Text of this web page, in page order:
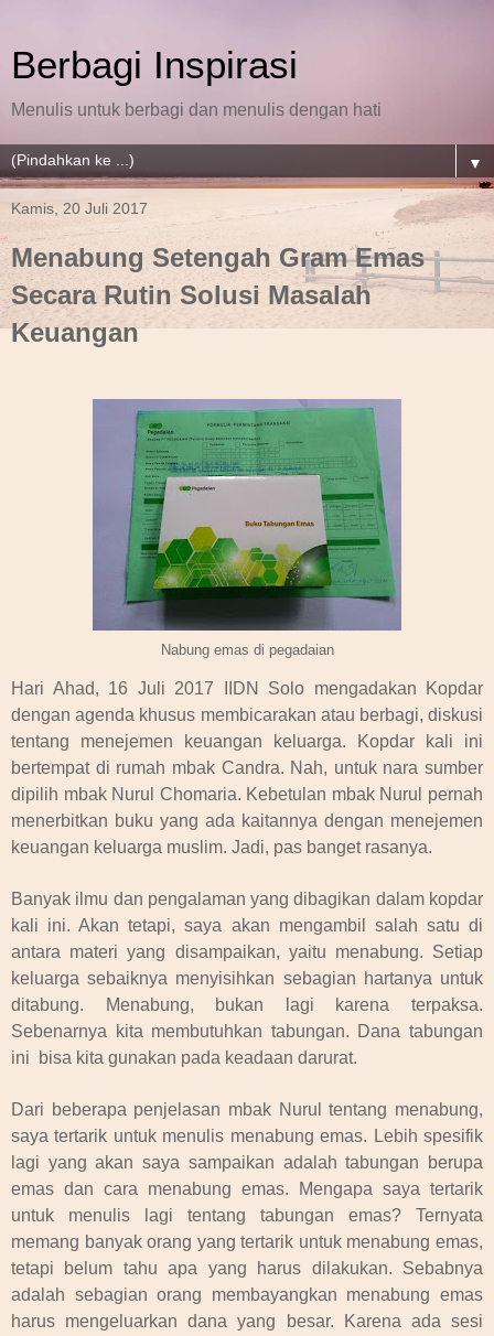
Berbagi Inspirasi
Menulis untuk berbagi dan menulis dengan hati
▼
Kamis, 20 Juli 2017
Menabung Setengah Gram Emas
Secara Rutin Solusi Masalah
Keuangan
Nabung emas di pegadaian
Hari Ahad, 16 Juli 2017 IIDN Solo mengadakan Kopdar
dengan agenda khusus membicarakan atau berbagi, diskusi
tentang menejemen keuangan keluarga. Kopdar kali ini
bertempat di rumah mbak Candra. Nah, untuk nara sumber
dipilih mbak Nurul Chomaria. Kebetulan mbak Nurul pernah
menerbitkan buku yang ada kaitannya dengan menejemen
keuangan keluarga muslim. Jadi, pas banget rasanya.
Banyak ilmu dan pengalaman yang dibagikan dalam kopdar
kali ini. Akan tetapi, saya akan mengambil salah satu di
antara materi yang disampaikan, yaitu menabung. Setiap
keluarga sebaiknya menyisihkan sebagian hartanya untuk
ditabung. Menabung, bukan lagi karena terpaksa.
Sebenarnya kita membutuhkan tabungan. Dana tabungan
ini bisa kita gunakan pada keadaan darurat.
Dari beberapa penjelasan mbak Nurul tentang menabung,
saya tertarik untuk menulis menabung emas. Lebih spesifik
lagi yang akan saya sampaikan adalah tabungan berupa
emas dan cara menabung emas. Mengapa saya tertarik
untuk menulis lagi tentang tabungan emas? Ternyata
memang banyak orang yang tertarik untuk menabung emas,
tetapi belum tahu apa yang harus dilakukan. Sebabnya
adalah sebagian orang membayangkan menabung emas
harus mengeluarkan dana yang besar. Karena ada sesi